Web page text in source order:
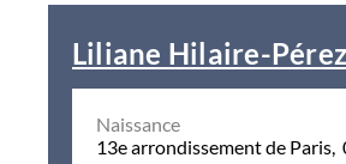
Liliane Hilaire-Pérez
Naissance
13e arrondissement de Paris,